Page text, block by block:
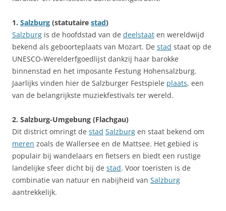
1. Salzburg (statutaire stad)
Salzburg is de hoofdstad van de deelstaat en wereldwijd
bekend als geboorteplaats van Mozart. De stad staat op de
UNESCO‑Werelderfgoedlijst dankzij haar barokke
binnenstad en het imposante Festung Hohensalzburg.
Jaarlijks vinden hier de Salzburger Festspiele plaats, een
van de belangrijkste muziekfestivals ter wereld.
2. Salzburg-Umgebung (Flachgau)
Dit district omringt de stad Salzburg en staat bekend om
meren zoals de Wallersee en de Mattsee. Het gebied is
populair bij wandelaars en fietsers en biedt een rustige
landelijke sfeer dicht bij de stad. Voor toeristen is de
combinatie van natuur en nabijheid van Salzburg
aantrekkelijk.